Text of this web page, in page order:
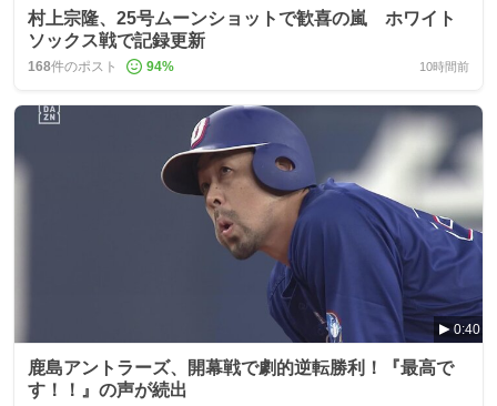
村上宗隆、25号ムーンショットで歓喜の嵐 ホワイト
ソックス戦で記録更新
168件のポスト 94% 10時間前
0:40
鹿島アントラーズ、開幕戦で劇的逆転勝利！『最高で
す！！』の声が続出